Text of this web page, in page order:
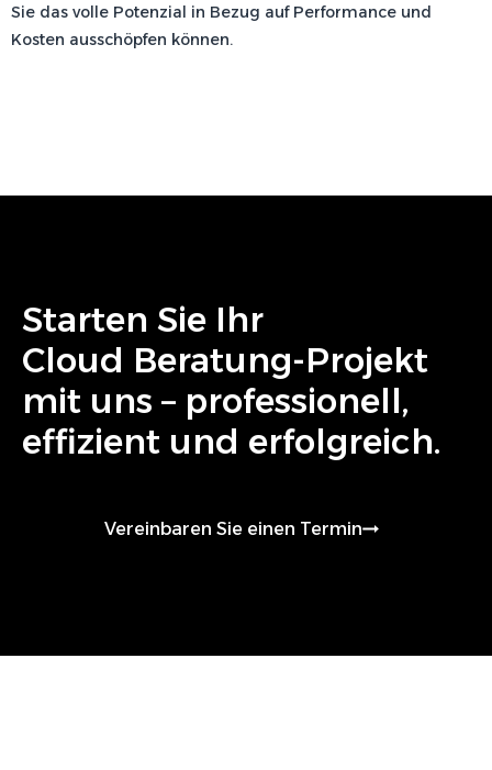
Sie das volle Potenzial in Bezug auf Performance und
Kosten ausschöpfen können.
Starten Sie Ihr
Cloud Beratung-Projekt
mit uns – professionell,
effizient und erfolgreich.
Vereinbaren Sie einen Termin